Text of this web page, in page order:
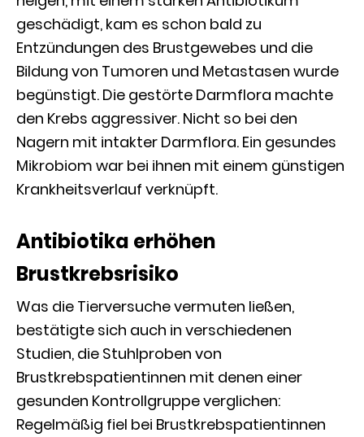
geschädigt, kam es schon bald zu
Entzündungen des Brustgewebes und die
Bildung von Tumoren und Metastasen wurde
begünstigt. Die gestörte Darmflora machte
den Krebs aggressiver. Nicht so bei den
Nagern mit intakter Darmflora. Ein gesundes
Mikrobiom war bei ihnen mit einem günstigen
Krankheitsverlauf verknüpft.
Antibiotika erhöhen
Brustkrebsrisiko
Was die Tierversuche vermuten ließen,
bestätigte sich auch in verschiedenen
Studien, die Stuhlproben von
Brustkrebspatientinnen mit denen einer
gesunden Kontrollgruppe verglichen:
Regelmäßig fiel bei Brustkrebspatientinnen